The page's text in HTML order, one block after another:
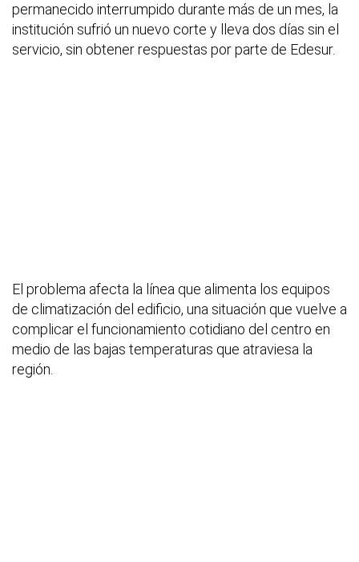
permanecido interrumpido durante más de un mes, la
institución sufrió un nuevo corte y lleva dos días sin el
servicio, sin obtener respuestas por parte de Edesur.
El problema afecta la línea que alimenta los equipos
de climatización del edificio, una situación que vuelve a
complicar el funcionamiento cotidiano del centro en
medio de las bajas temperaturas que atraviesa la
región.